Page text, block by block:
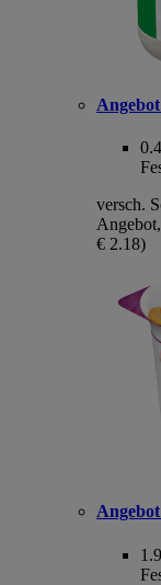
versch.
€ 2.18)